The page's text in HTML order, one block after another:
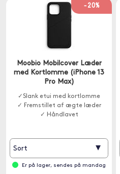
-20%
Moobio Mobilcover Læder
med Kortlomme (iPhone 13
Pro Max)
✓Slank etui med kortlomme
✓ Fremstillet af ægte læder
✓ Håndlavet
Sort ▾
Er på lager, sendes på mandag